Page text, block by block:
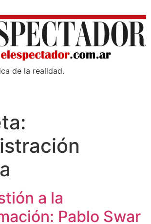
de la realidad.
a la
Pablo Swar